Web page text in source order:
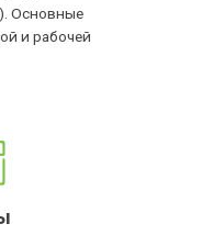
Основные
и рабочей